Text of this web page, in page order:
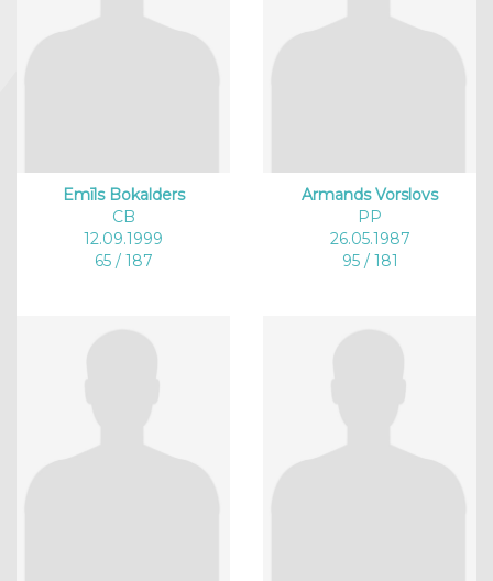
Emīls Bokalders
CB
12.09.1999
65 / 187
Armands Vorslovs
PP
26.05.1987
95 / 181